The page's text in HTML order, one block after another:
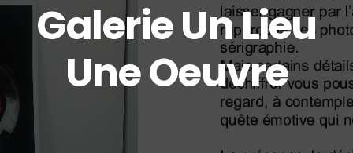
Galerie Un Lieu
Une Oeuvre